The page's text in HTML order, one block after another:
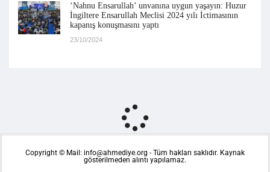
‘Nahnu Ensarullah’ unvanına uygun yaşayın: Huzur
İngiltere Ensarullah Meclisi 2024 yılı İctimasının
kapanış konuşmasını yaptı
23/10/2024
Copyright © Mail: info@ahmediye.org - Tüm hakları saklıdır. Kaynak
gösterilmeden alıntı yapılamaz.